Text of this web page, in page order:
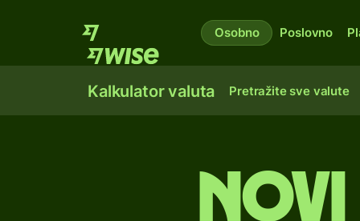
Osobno Poslovno
Kalkulator valuta Pretražite sve valute